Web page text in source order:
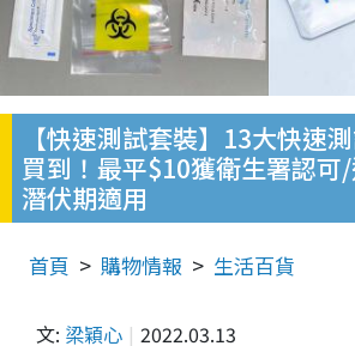
【快速測試套裝】13大快速
買到！最平$10獲衛生署認
潛伏期適用
首頁 購物情報 生活百貨
文: 梁穎心 2022.03.13